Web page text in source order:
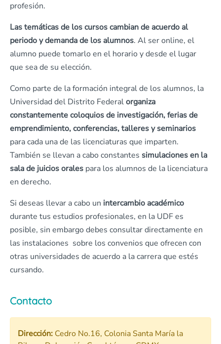
profesión.
Las temáticas de los cursos cambian de acuerdo al
periodo y demanda de los alumnos. Al ser online, el
alumno puede tomarlo en el horario y desde el lugar
que sea de su elección.
Como parte de la formación integral de los alumnos, la
Universidad del Distrito Federalorganiza
constantemente coloquios de investigación, ferias de
emprendimiento, conferencias, talleres y seminarios
para cada una de las licenciaturas que imparten.
También se llevan a cabo constantes simulaciones en la
sala de juicios orales para los alumnos de la licenciatura
en derecho.
Si deseas llevar a cabo un intercambio académico
durante tus estudios profesionales, en la UDF es
posible, sin embargo debes consultar directamente en
las instalaciones sobre los convenios que ofrecen con
otras universidades de acuerdo a la carrera que estés
cursando.
Contacto
Dirección: Cedro No.16, Colonia Santa María la